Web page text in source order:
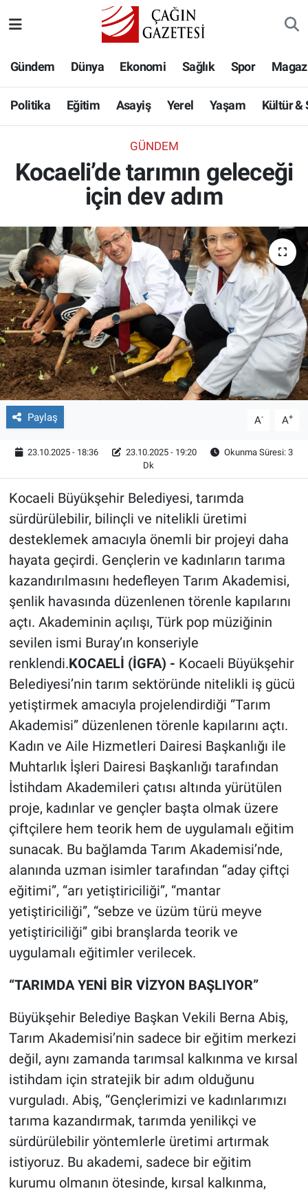
Gündem Dünya Ekonomi Sağlık Spor
Politika Eğitim Asayiş Yerel Yaşam Kültür &
GÜNDEM
Kocaeli’de tarımın geleceği
için dev adım
Paylaş A- A+
23.10.2025 - 18:36 23.10.2025 - 19:20
Okunma Süresi: 3
Dk
Kocaeli Büyükşehir Belediyesi, tarımda
sürdürülebilir, bilinçli ve nitelikli üretimi
desteklemek amacıyla önemli bir projeyi daha
hayata geçirdi. Gençlerin ve kadınların tarıma
kazandırılmasını hedefleyen Tarım Akademisi,
şenlik havasında düzenlenen törenle kapılarını
açtı. Akademinin açılışı, Türk pop müziğinin
sevilen ismi Buray’ın konseriyle
renklendi.KOCAELİ (İGFA) - Kocaeli Büyükşehir
Belediyesi’nin tarım sektöründe nitelikli iş gücü
yetiştirmek amacıyla projelendirdiği “Tarım
Akademisi” düzenlenen törenle kapılarını açtı.
Kadın ve Aile Hizmetleri Dairesi Başkanlığı ile
Muhtarlık İşleri Dairesi Başkanlığı tarafından
İstihdam Akademileri çatısı altında yürütülen
proje, kadınlar ve gençler başta olmak üzere
çiftçilere hem teorik hem de uygulamalı eğitim
sunacak. Bu bağlamda Tarım Akademisi’nde,
alanında uzman isimler tarafından “aday çiftçi
eğitimi”, “arı yetiştiriciliği”, “mantar
yetiştiriciliği”, “sebze ve üzüm türü meyve
yetiştiriciliği” gibi branşlarda teorik ve
uygulamalı eğitimler verilecek.
“TARIMDA YENİ BİR VİZYON BAŞLIYOR”
Büyükşehir Belediye Başkan Vekili Berna Abiş,
Tarım Akademisi’nin sadece bir eğitim merkezi
değil, aynı zamanda tarımsal kalkınma ve kırsal
istihdam için stratejik bir adım olduğunu
vurguladı. Abiş, “Gençlerimizi ve kadınlarımızı
tarıma kazandırmak, tarımda yenilikçi ve
sürdürülebilir yöntemlerle üretimi artırmak
istiyoruz. Bu akademi, sadece bir eğitim
kurumu olmanın ötesinde, kırsal kalkınma,
Eğitim
Asayiş
Kültür & Sanat
Bilim-Teknoloji
Köşe Yazıları
Röportaj
Video Galeri
Hava Durumu
Namaz Vakitleri
Süper Lig Puan Durumu ve Fikstür
Tüm Manşetler
Son Dakika Haberleri
Haber Arşivi